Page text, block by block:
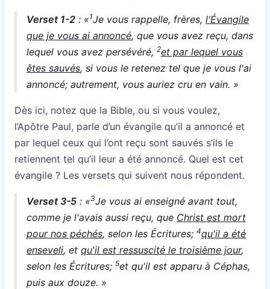
Verset 1-2 : «1Je vous rappelle, frères, l'Évangile
que je vous ai annoncé, que vous avez reçu, dans
lequel vous avez persévéré, 2et par lequel vous
êtes sauvés, si vous le retenez tel que je vous l'ai
annoncé; autrement, vous auriez cru en vain. »
Dès ici, notez que la Bible, ou si vous voulez,
l’Apôtre Paul, parle d’un évangile qu’il a annoncé et
par lequel ceux qui l’ont reçu sont sauvés s’ils le
retiennent tel qu’il leur a été annoncé. Quel est cet
évangile ? Les versets qui suivent nous répondent.
Verset 3-5 : «3Je vous ai enseigné avant tout,
comme je l'avais aussi reçu, que Christ est mort
pour nos péchés, selon les Écritures; 4qu'il a été
enseveli, et qu'il est ressuscité le troisième jour,
selon les Écritures; 5et qu'il est apparu à Céphas,
puis aux douze. »